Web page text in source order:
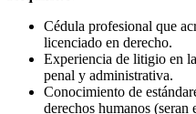
Cédula profesional que
licenciado en derecho.
Experiencia de litigio en
penal y administrativa.
Conocimiento de
derechos humanos (seran